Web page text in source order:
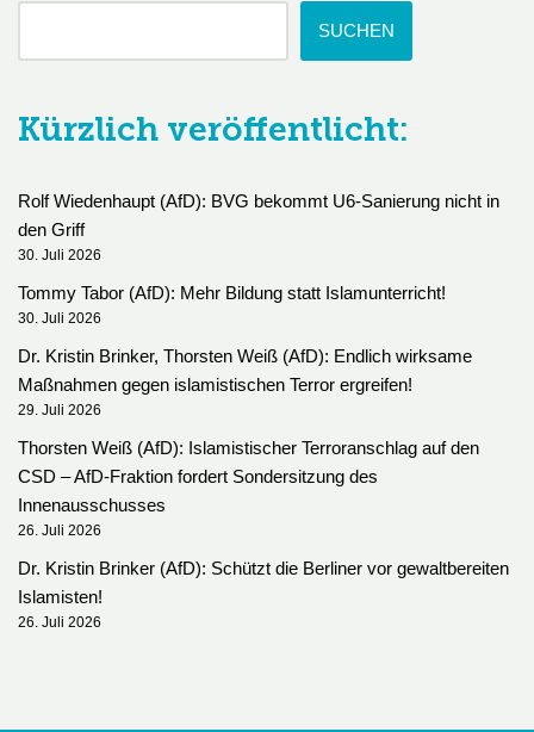
SUCHEN
Kürzlich veröffentlicht:
Rolf Wiedenhaupt (AfD): BVG bekommt U6-Sanierung nicht in
den Griff
30. Juli 2026
Tommy Tabor (AfD): Mehr Bildung statt Islamunterricht!
30. Juli 2026
Dr. Kristin Brinker, Thorsten Weiß (AfD): Endlich wirksame
Maßnahmen gegen islamistischen Terror ergreifen!
29. Juli 2026
Thorsten Weiß (AfD): Islamistischer Terroranschlag auf den
CSD – AfD-Fraktion fordert Sondersitzung des
Innenausschusses
26. Juli 2026
Dr. Kristin Brinker (AfD): Schützt die Berliner vor gewaltbereiten
Islamisten!
26. Juli 2026